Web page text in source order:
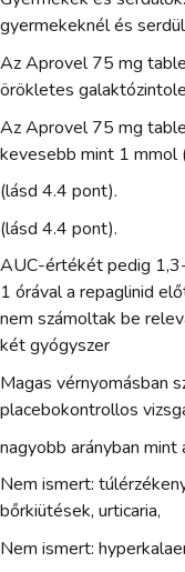
gyermekeknél és
Az Aprovel 75 mg
örökletes
Az Aprovel 75 mg
kevesebb mint 1 mmol
(lásd 4.4 pont).
(lásd 4.4 pont).
AUC-értékét pedig
1 órával a repaglinid
nem számoltak be
két gyógyszer
Magas vérnyomásban
placebokontrollos
nagyobb arányban
Nem ismert:
bőrkiütések, urticaria,
Nem ismert: